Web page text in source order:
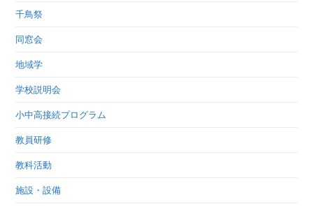
千鳥祭
同窓会
地域学
学校説明会
小中高接続プログラム
教員研修
教科活動
施設・設備